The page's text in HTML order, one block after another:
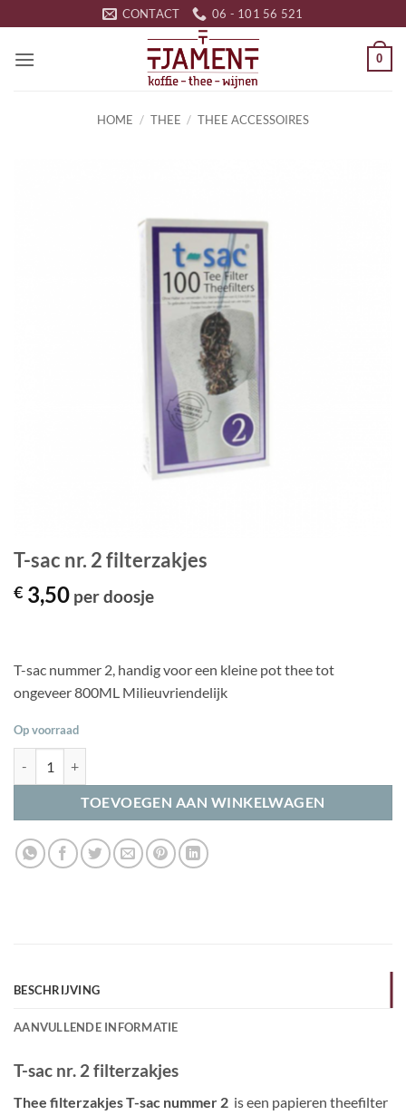
naar
inhoud
CONTACT 06 - 101 56 521
0
HOME / THEE / THEE ACCESSOIRES
T-sac nr. 2 filterzakjes
€ 3,50 per doosje
T-sac nummer 2, handig voor een kleine pot thee tot
ongeveer 800ML Milieuvriendelijk
Op voorraad
TOEVOEGEN AAN WINKELWAGEN
BESCHRIJVING
AANVULLENDE INFORMATIE
T-sac nr. 2 filterzakjes
Thee filterzakjes T-sac nummer 2 is een papieren theefilter